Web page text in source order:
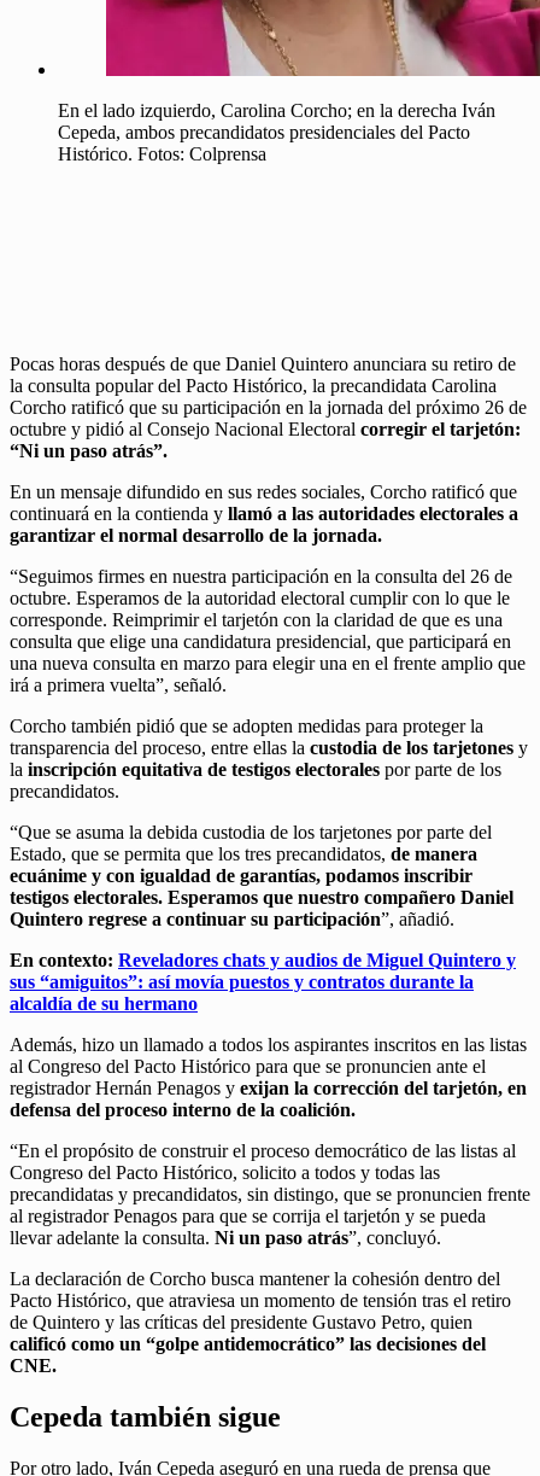
En el lado izquierdo, Carolina Corcho; en la derecha Iván
Cepeda, ambos precandidatos presidenciales del Pacto
Histórico. Fotos: Colprensa
Pocas horas después de que Daniel Quintero anunciara su retiro de
la consulta popular del Pacto Histórico, la precandidata Carolina
Corcho ratificó que su participación en la jornada del próximo 26 de
octubre y pidió al Consejo Nacional Electoral corregir el tarjetón:
“Ni un paso atrás”.
En un mensaje difundido en sus redes sociales, Corcho ratificó que
continuará en la contienda y llamó a las autoridades electorales a
garantizar el normal desarrollo de la jornada.
“Seguimos firmes en nuestra participación en la consulta del 26 de
octubre. Esperamos de la autoridad electoral cumplir con lo que le
corresponde. Reimprimir el tarjetón con la claridad de que es una
consulta que elige una candidatura presidencial, que participará en
una nueva consulta en marzo para elegir una en el frente amplio que
irá a primera vuelta”, señaló.
Corcho también pidió que se adopten medidas para proteger la
transparencia del proceso, entre ellas la custodia de los tarjetones y
la inscripción equitativa de testigos electorales por parte de los
precandidatos.
“Que se asuma la debida custodia de los tarjetones por parte del
Estado, que se permita que los tres precandidatos, de manera
ecuánime y con igualdad de garantías, podamos inscribir
testigos electorales. Esperamos que nuestro compañero Daniel
Quintero regrese a continuar su participación”, añadió.
En contexto: Reveladores chats y audios de Miguel Quintero y
sus “amiguitos”: así movía puestos y contratos durante la
alcaldía de su hermano
Además, hizo un llamado a todos los aspirantes inscritos en las listas
al Congreso del Pacto Histórico para que se pronuncien ante el
registrador Hernán Penagos y exijan la corrección del tarjetón, en
defensa del proceso interno de la coalición.
“En el propósito de construir el proceso democrático de las listas al
Congreso del Pacto Histórico, solicito a todos y todas las
precandidatas y precandidatos, sin distingo, que se pronuncien frente
al registrador Penagos para que se corrija el tarjetón y se pueda
llevar adelante la consulta. Ni un paso atrás”, concluyó.
La declaración de Corcho busca mantener la cohesión dentro del
Pacto Histórico, que atraviesa un momento de tensión tras el retiro
de Quintero y las críticas del presidente Gustavo Petro, quien
calificó como un “golpe antidemocrático” las decisiones del
CNE.
Cepeda también sigue
Por otro lado, Iván Cepeda aseguró en una rueda de prensa que